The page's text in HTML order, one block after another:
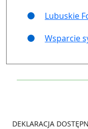
Lubuskie
Wsparcie
DEKLARACJA